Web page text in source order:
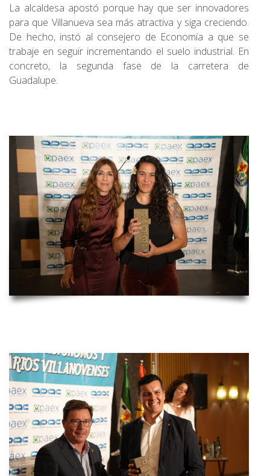
La alcaldesa apostó porque hay que ser innovadores
para que Villanueva sea más atractiva y siga creciendo.
De hecho, instó al consejero de Economía a que se
trabaje en seguir incrementando el suelo industrial. En
concreto, la segunda fase de la carretera de
Guadalupe.